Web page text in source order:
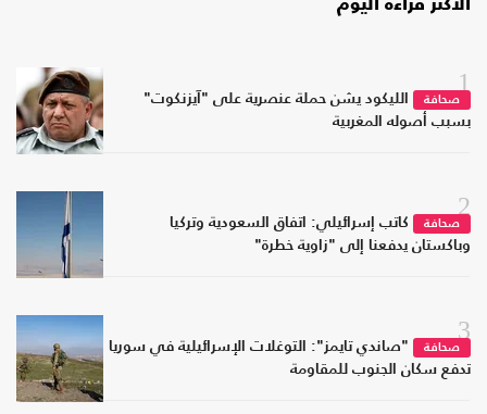
الأكثر قراءة اليوم
1
صحافة
الليكود يشن حملة عنصرية على "آيزنكوت"
بسبب أصوله المغربية
2
صحافة
كاتب إسرائيلي: اتفاق السعودية وتركيا
وباكستان يدفعنا إلى "زاوية خطرة"
3
صحافة
"صاندي تايمز": التوغلات الإسرائيلية في سوريا
تدفع سكان الجنوب للمقاومة